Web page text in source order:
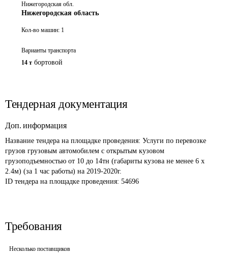
Нижегородская обл.
Нижегородская область
Кол-во машин: 1
Варианты транспорта
14 т бортовой
Тендерная документация
Доп. информация
Название тендера на площадке проведения: Услуги по перевозке
грузов грузовым автомобилем с открытым кузовом
грузоподъемностью от 10 до 14тн (габариты кузова не менее 6 х
2.4м) (за 1 час работы) на 2019-2020г.
ID тендера на площадке проведения: 54696
Требования
Несколько поставщиков